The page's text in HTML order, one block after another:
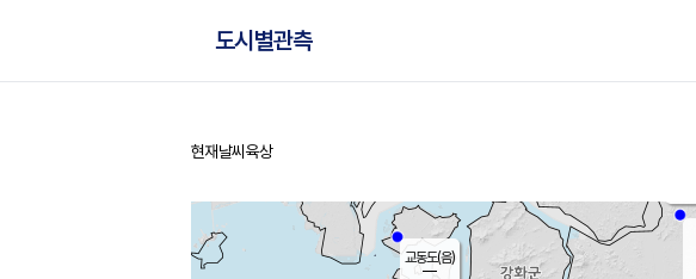
도시별관측
홈
현재날씨 육상
교동도(음)